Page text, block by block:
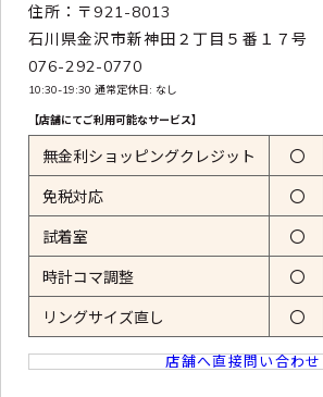
住所：〒921-8013
石川県金沢市新神田２丁目５番１７号
076-292-0770
10:30-19:30 通常定休日: なし
【店舗にてご利用可能なサービス】
無金利ショッピングクレジット 〇
免税対応 〇
試着室 〇
時計コマ調整 〇
リングサイズ直し 〇
店舗へ直接問い合わせ